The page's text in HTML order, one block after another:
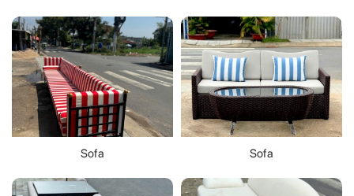
Sofa Sofa